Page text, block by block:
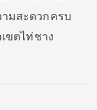
มสะดวกครบ
ขตไท่ชาง